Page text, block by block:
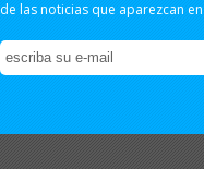
de las noticias que aparezcan